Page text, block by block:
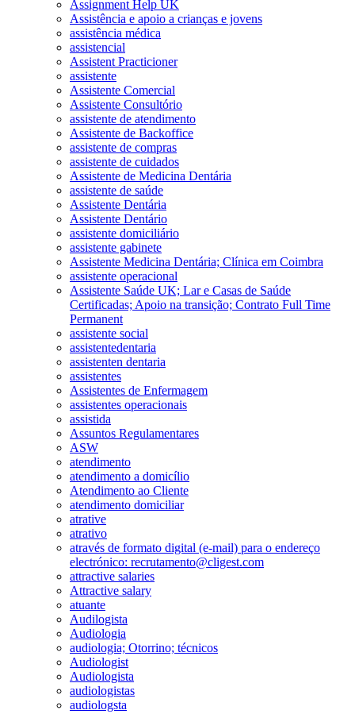
Assignment Help UK
Assistência e apoio a crianças e jovens
assistência médica
assistencial
Assistent Practicioner
assistente
Assistente Comercial
Assistente Consultório
assistente de atendimento
Assistente de Backoffice
assistente de compras
assistente de cuidados
Assistente de Medicina Dentária
assistente de saúde
Assistente Dentária
Assistente Dentário
assistente domiciliário
assistente gabinete
Assistente Medicina Dentária; Clínica em Coimbra
assistente operacional
Assistente Saúde UK; Lar e Casas de Saúde
Certificadas; Apoio na transição; Contrato Full Time
Permanent
assistente social
assistentedentaria
assistenten dentaria
assistentes
Assistentes de Enfermagem
assistentes operacionais
assistida
Assuntos Regulamentares
ASW
atendimento
atendimento a domicílio
Atendimento ao Cliente
atendimento domiciliar
atrative
atrativo
através de formato digital (e-mail) para o endereço
electrónico: recrutamento@cligest.com
attractive salaries
Attractive salary
atuante
Audilogista
Audiologia
audiologia; Otorrino; técnicos
Audiologist
Audiologista
audiologistas
audiologsta